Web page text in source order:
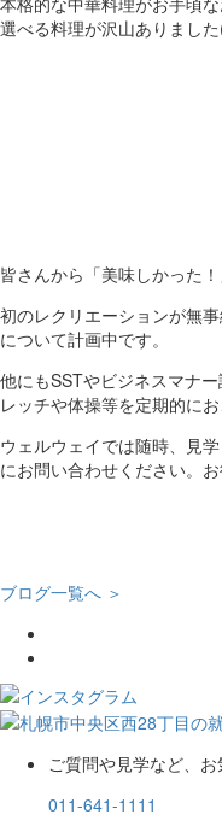
選べる料理が沢山ありまし
皆さんから「美味しかった
初のレクリエーションが無
について計画中です。
他にもSSTやビジネスマナ
レッチや体操等を定期的に
ウェルウェイでは随時、見
にお問い合わせください。
ブログ一覧へ ＞
ご質問や見学など、お
011-641-1111